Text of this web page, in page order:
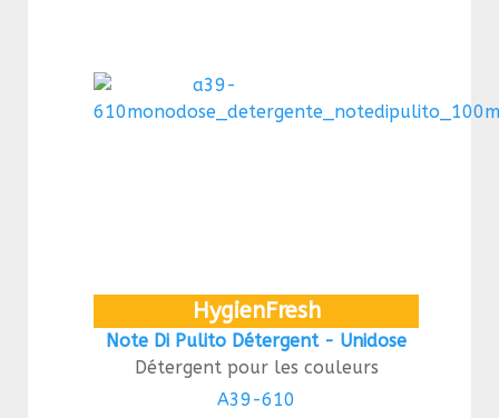
HygienFresh
Note Di Pulito Détergent - Unidose
Détergent pour les couleurs
A39-610